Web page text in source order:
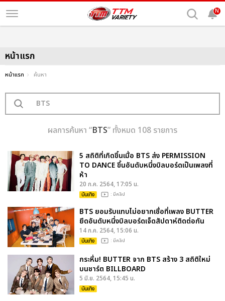
N
หน้าแรก
หน้าแรก ค้นหา
ผลการค้นหา “BTS” ทั้งหมด 108 รายการ
5 สถิติที่เกิดขึ้นเมื่อ BTS ส่ง PERMISSION
TO DANCE ขึ้นอันดับหนึ่งบิลบอร์ดเป็นเพลงที่
ห้า
20 ก.ค. 2564, 17:05 น.
บันเทิง : มีคลิป
BTS ยอมรับแทบไม่อยากเชื่อที่เพลง BUTTER
ยึดอันดับหนึ่งบิลบอร์ดเจ็ดสัปดาห์ติดต่อกัน
14 ก.ค. 2564, 15:06 น.
บันเทิง : มีคลิป
กระหึ่ม! BUTTER จาก BTS สร้าง 3 สถิติใหม่
บนชาร์ต BILLBOARD
5 มิ.ย. 2564, 15:45 น.
บันเทิง